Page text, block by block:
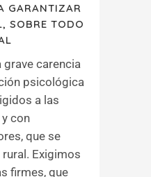
GARANTIZAR
SOBRE TODO
carencia
psicológica
a las
con
que se
Exigimos
firmes, que